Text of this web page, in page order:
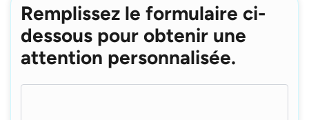
Remplissez le formulaire ci-
dessous pour obtenir une
attention personnalisée.